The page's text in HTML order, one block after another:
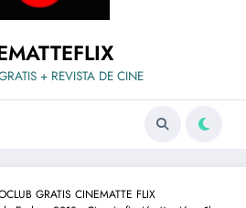
+ REVISTA DE CINE
GRATIS CINEMATTE FLIX